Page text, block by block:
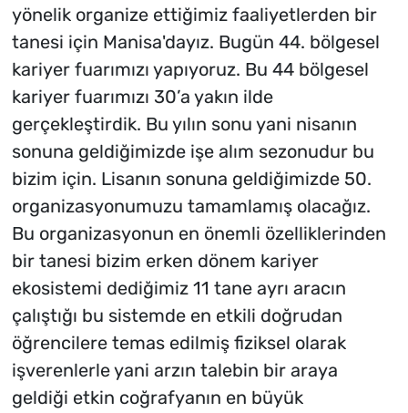
yönelik organize ettiğimiz faaliyetlerden bir
tanesi için Manisa'dayız. Bugün 44. bölgesel
kariyer fuarımızı yapıyoruz. Bu 44 bölgesel
kariyer fuarımızı 30’a yakın ilde
gerçekleştirdik. Bu yılın sonu yani nisanın
sonuna geldiğimizde işe alım sezonudur bu
bizim için. Lisanın sonuna geldiğimizde 50.
organizasyonumuzu tamamlamış olacağız.
Bu organizasyonun en önemli özelliklerinden
bir tanesi bizim erken dönem kariyer
ekosistemi dediğimiz 11 tane ayrı aracın
çalıştığı bu sistemde en etkili doğrudan
öğrencilere temas edilmiş fiziksel olarak
işverenlerle yani arzın talebin bir araya
geldiği etkin coğrafyanın en büyük